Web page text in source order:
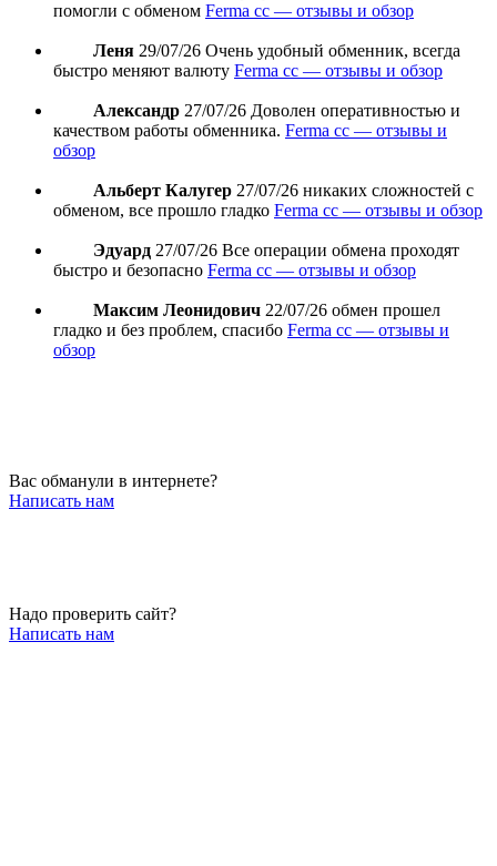
помогли с обменом Ferma cc — отзывы и обзор
Леня 29/07/26 Очень удобный обменник, всегда
быстро меняют валюту Ferma cc — отзывы и обзор
Александр 27/07/26 Доволен оперативностью и
качеством работы обменника. Ferma cc — отзывы и
обзор
Альберт Калугер 27/07/26 никаких сложностей с
обменом, все прошло гладко Ferma cc — отзывы и обзор
Эдуард 27/07/26 Все операции обмена проходят
быстро и безопасно Ferma cc — отзывы и обзор
Максим Леонидович 22/07/26 обмен прошел
гладко и без проблем, спасибо Ferma cc — отзывы и
обзор
Вас обманули в интернете?
Написать нам
Надо проверить сайт?
Написать нам